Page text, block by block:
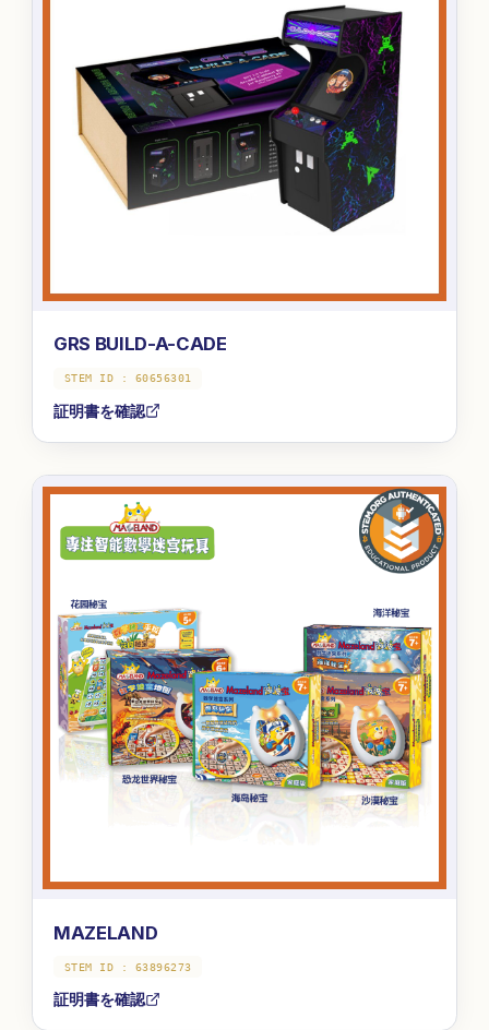
GRS BUILD-A-CADE
STEM ID : 60656301
証明書を確認
MAZELAND
STEM ID : 63896273
証明書を確認